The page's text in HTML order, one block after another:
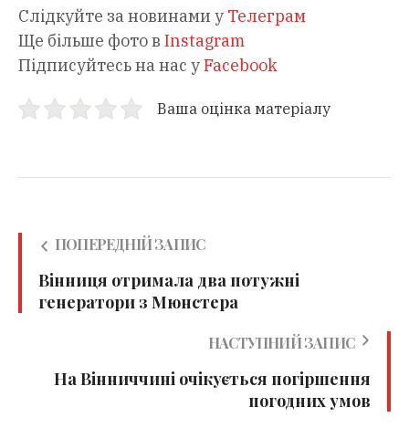
Слідкуйте за новинами у Телеграм
Ще більше фото в Instagram
Підписуйтесь на нас уFacebook
Ваша оцінка матеріалу
ПОПЕРЕДНІЙ ЗАПИС
Вінниця отримала два потужні
генератори з Мюнстера
НАСТУПНИЙ ЗАПИС
На Вінниччині очікується погіршення
погодних умов